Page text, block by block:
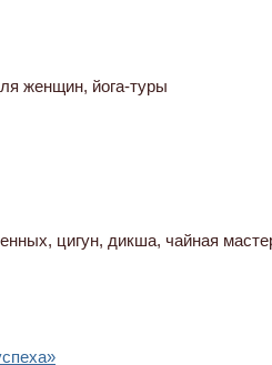
женщин, йога-туры
цигун, дикша, чайная